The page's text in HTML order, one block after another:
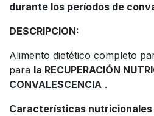
durante los períodos de
DESCRIPCION:
Alimento dietético completo
para la RECUPERACIÓN
CONVALESCENCIA .
Características nutricionales